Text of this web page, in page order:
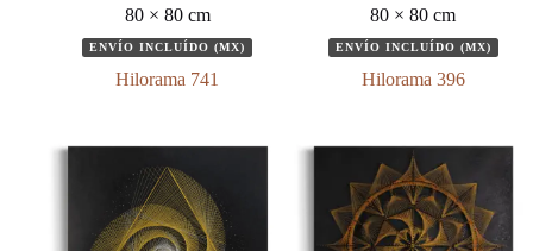
80 × 80 cm
ENVÍO INCLUÍDO (MX)
Hilorama 741
80 × 80 cm
ENVÍO INCLUÍDO (MX)
Hilorama 396